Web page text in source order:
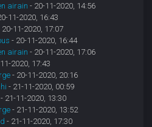
airain - 20-11-2020, 14:56
11-2020, 16:43
20-11-2020, 17:07
- 20-11-2020, 16:44
airain - 20-11-2020, 17:06
2020, 17:43
- 20-11-2020, 20:16
- 21-11-2020, 00:59
- 21-11-2020, 13:30
- 21-11-2020, 13:52
- 21-11-2020, 17:30